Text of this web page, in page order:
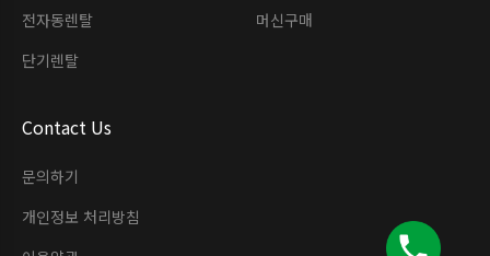
전자동렌탈
단기렌탈
머신구매
Contact Us
문의하기
개인정보 처리방침